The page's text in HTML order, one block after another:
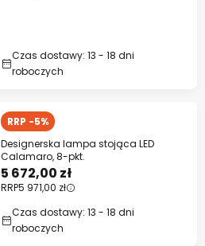
Czas dostawy: 13 - 18 dni
roboczych
RRP -5%
Designerska lampa stojąca LED
Calamaro, 8-pkt.
5 672,00 zł
RRP5 971,00 zł
Czas dostawy: 13 - 18 dni
roboczych